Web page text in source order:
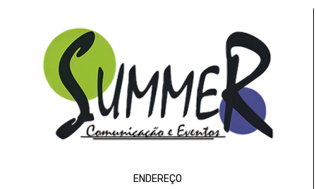
ENDEREÇO